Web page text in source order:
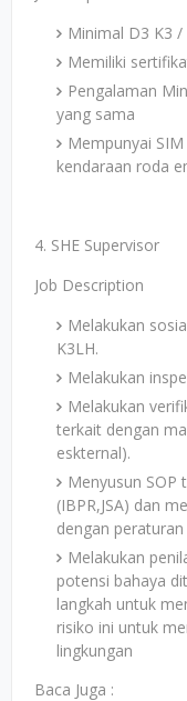
Minimal D3 K3
Memiliki
Pengalaman
yang sama
Mempunyai
kendaraan roda
4. SHE Supervisor
Job Description
Melakukan
K3LH.
Melakukan
Melakukan
terkait dengan
eskternal).
Menyusun SOP
(IBPR,JSA) dan
dengan
Melakukan
potensi bahaya
langkah untuk
risiko ini untuk
lingkungan
Baca Juga :